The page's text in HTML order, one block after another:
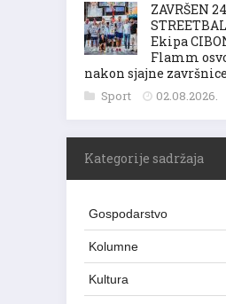
ZAVRŠEN
Ekipa
Flamm
nakon sjajne završnice
Sport 02.08.2026.
Kategorije sadržaja
Gospodarstvo
Kolumne
Kultura